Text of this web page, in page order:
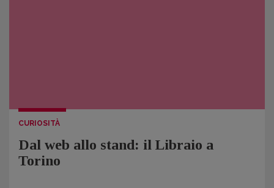
CURIOSITÀ
Dal web allo stand: il Libraio a
Torino